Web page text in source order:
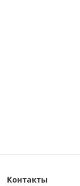
Контакты